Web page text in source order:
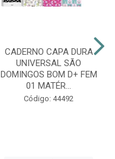
CADERNO CAPA DURA
UNIVERSAL SÃO
DOMINGOS BOM D+ FEM
01 MATÉR...
Código: 44492